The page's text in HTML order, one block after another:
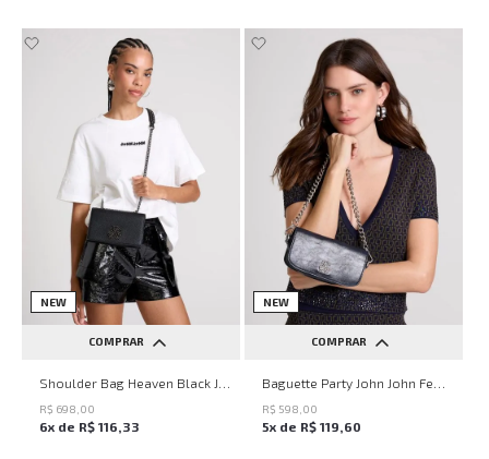
NEW
COMPRAR
UN
R$ 698 00
6x de R$ 116 33
NEW
COMPRAR
UN
R$ 598 00
5x de R$ 119 60